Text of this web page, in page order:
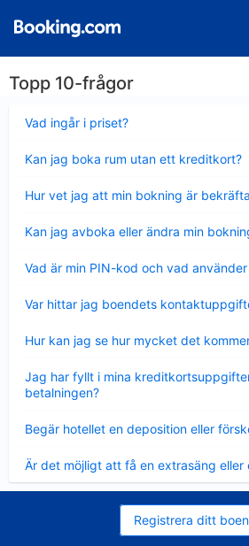
Topp 10-frågor
Vad ingår i priset?
mindre
Kan jag boka rum utan ett kreditkort?
mindre
Hur vet jag att min bokning är
mindre
Kan jag avboka eller ändra min
mindre
Vad är min PIN-kod och vad
mindre
Var hittar jag boendets
mindre
Hur kan jag se hur mycket det
mindre
Jag har fyllt i mina
betalningen?
mindre
Begär hotellet en deposition eller
mindre
Är det möjligt att få en extrasäng eller
mindre
Registrera ditt